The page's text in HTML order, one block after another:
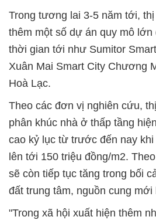
Trong tương lai 3-5 năm tới,
thêm một số dự án quy mô
thời gian tới như Sumitor
Xuân Mai Smart City Chương
Hoà Lạc.
Theo các đơn vị nghiên cứu,
phân khúc nhà ở thấp tầng
cao kỷ lục từ trước đến nay
lên tới 150 triệu đồng/m2.
sẽ còn tiếp tục tăng trong bối
đất trung tâm, nguồn cung mới
"Trong xã hội xuất hiện thêm